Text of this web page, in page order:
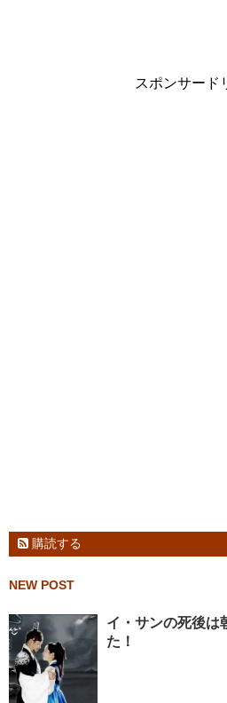
スポンサード
購読する
NEW POST
イ・サンの死後は
た！